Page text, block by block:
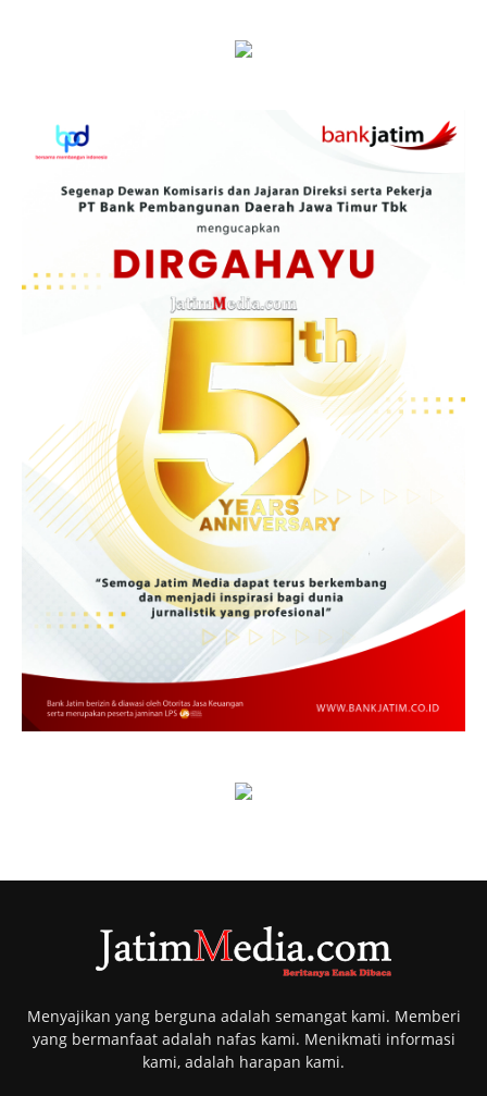
Menyajikan yang berguna adalah semangat kami. Memberi
yang bermanfaat adalah nafas kami. Menikmati informasi
kami, adalah harapan kami.